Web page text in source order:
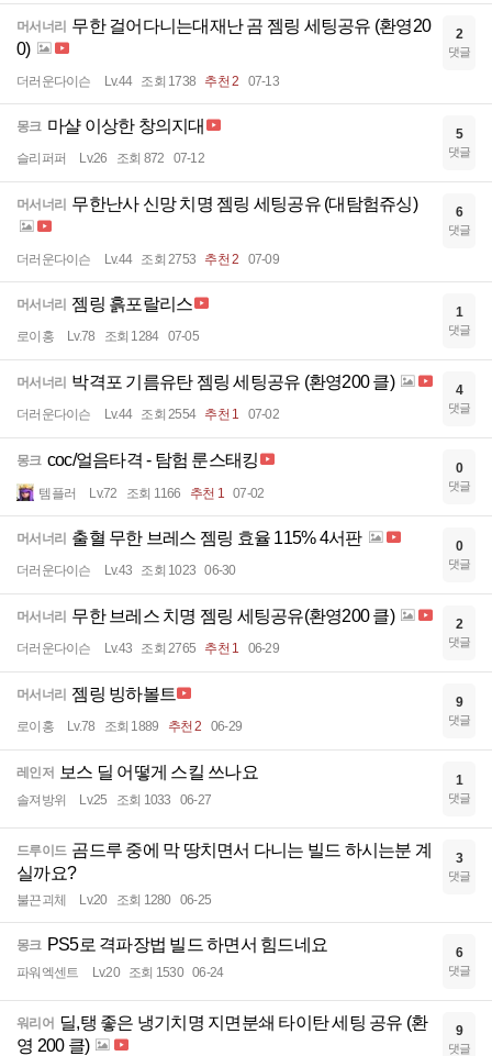
머서너리 무한 걸어다니는대재난 곰 젬링 세팅공유 (환영20
0)
더러운다이슨 Lv.44 조회 1738 추천 2 07-13
2
댓글
몽크 마샬 이상한 창의지대
슬리퍼퍼 Lv.26 조회 872 07-12
5
댓글
머서너리 무한난사 신망 치명 젬링 세팅공유 (대탐험쥬싱)
더러운다이슨 Lv.44 조회 2753 추천 2 07-09
6
댓글
머서너리 젬링 흙포랄리스
로이홍 Lv.78 조회 1284 07-05
1
댓글
머서너리 박격포 기름유탄 젬링 세팅공유 (환영200 클)
더러운다이슨 Lv.44 조회 2554 추천 1 07-02
4
댓글
몽크 coc/얼음타격 - 탐험 룬스태킹
템플러 Lv.72 조회 1166 추천 1 07-02
0
댓글
머서너리 출혈 무한 브레스 젬링 효율 115% 4서판
더러운다이슨 Lv.43 조회 1023 06-30
0
댓글
머서너리 무한 브레스 치명 젬링 세팅공유(환영200 클)
더러운다이슨 Lv.43 조회 2765 추천 1 06-29
2
댓글
머서너리 젬링 빙하볼트
로이홍 Lv.78 조회 1889 추천 2 06-29
9
댓글
레인저 보스 딜 어떻게 스킬 쓰나요
솔져방위 Lv.25 조회 1033 06-27
1
댓글
드루이드 곰드루 중에 막 땅치면서 다니는 빌드 하시는분 계
실까요?
불끈괴체 Lv.20 조회 1280 06-25
3
댓글
몽크 PS5로 격파장법 빌드 하면서 힘드네요
파워엑센트 Lv.20 조회 1530 06-24
6
댓글
워리어 딜,탱 좋은 냉기치명 지면분쇄 타이탄 세팅 공유 (환
영 200 클)
9
댓글